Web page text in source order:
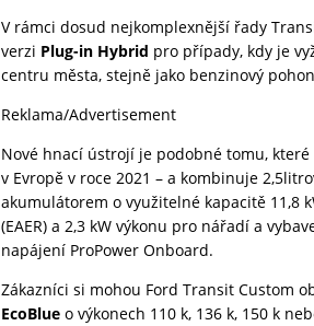
V rámci dosud nejkomplexnější řady
verzi Plug-in Hybrid pro případy, kdy je
centru města, stejně jako benzinový
Reklama/Advertisement
Nové hnací ústrojí je podobné tomu,
v Evropě v roce 2021 – a kombinuje
akumulátorem o využitelné kapacitě 11,8
(EAER) a 2,3 kW výkonu pro nářadí a
napájení ProPower Onboard.
Zákazníci si mohou Ford Transit Custom
EcoBlue o výkonech 110 k, 136 k, 150 k